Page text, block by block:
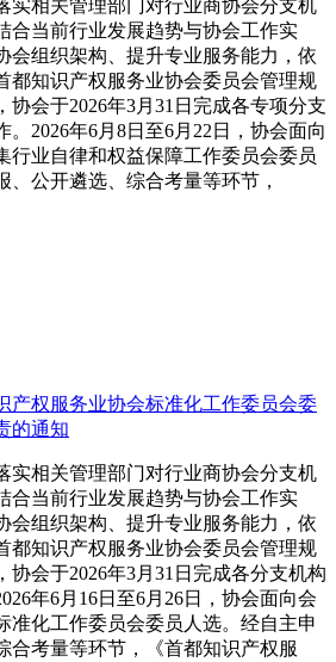
实相关管理部门对行业商协会分支机
合当前行业发展趋势与协会工作实
会组织架构、提升专业服务能力，依
都知识产权服务业协会委员会管理规
协会于2026年3月31日完成各专项分支
。2026年6月8日至6月22日，协会面向
行业自律和权益保障工作委员会委员
、公开遴选、综合考量等环节，
产权服务业协会标准化工作委员会委
的通知
实相关管理部门对行业商协会分支机
合当前行业发展趋势与协会工作实
会组织架构、提升专业服务能力，依
都知识产权服务业协会委员会管理规
协会于2026年3月31日完成各分支机构
年6月16日至6月26日，协会面向会
准化工作委员会委员人选。经自主申
合考量等环节，《首都知识产权服